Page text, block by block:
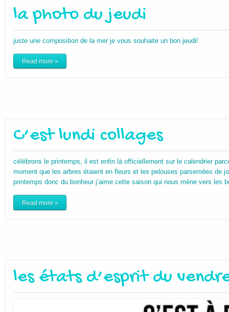
la photo du jeudi
juste une composition de la mer je vous souhaite un bon jeudi!
Read more »
C’est lundi collages
célébrons le printemps, il est enfin là officiellement sur le calendrier
moment que les arbres étaient en fleurs et les pelouses parsemées de
printemps donc du bonheur j’aime cette saison qui nous mène vers les
Read more »
les états d’esprit du